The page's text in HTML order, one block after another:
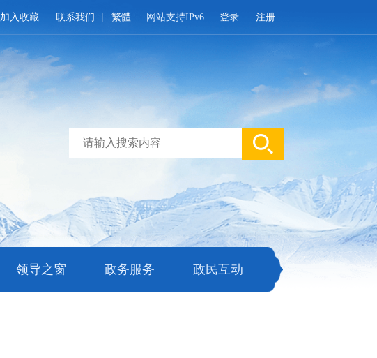
登录 注册
网站支持IPv6
加入收藏 联系我们 繁體
领导之窗 政务服务 政民互动